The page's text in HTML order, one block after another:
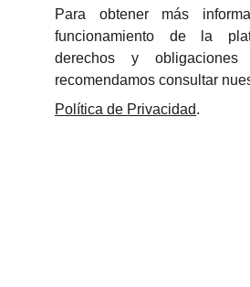
Para obtener más
funcionamiento de la
derechos y
recomendamos consultar
Política de Privacidad.